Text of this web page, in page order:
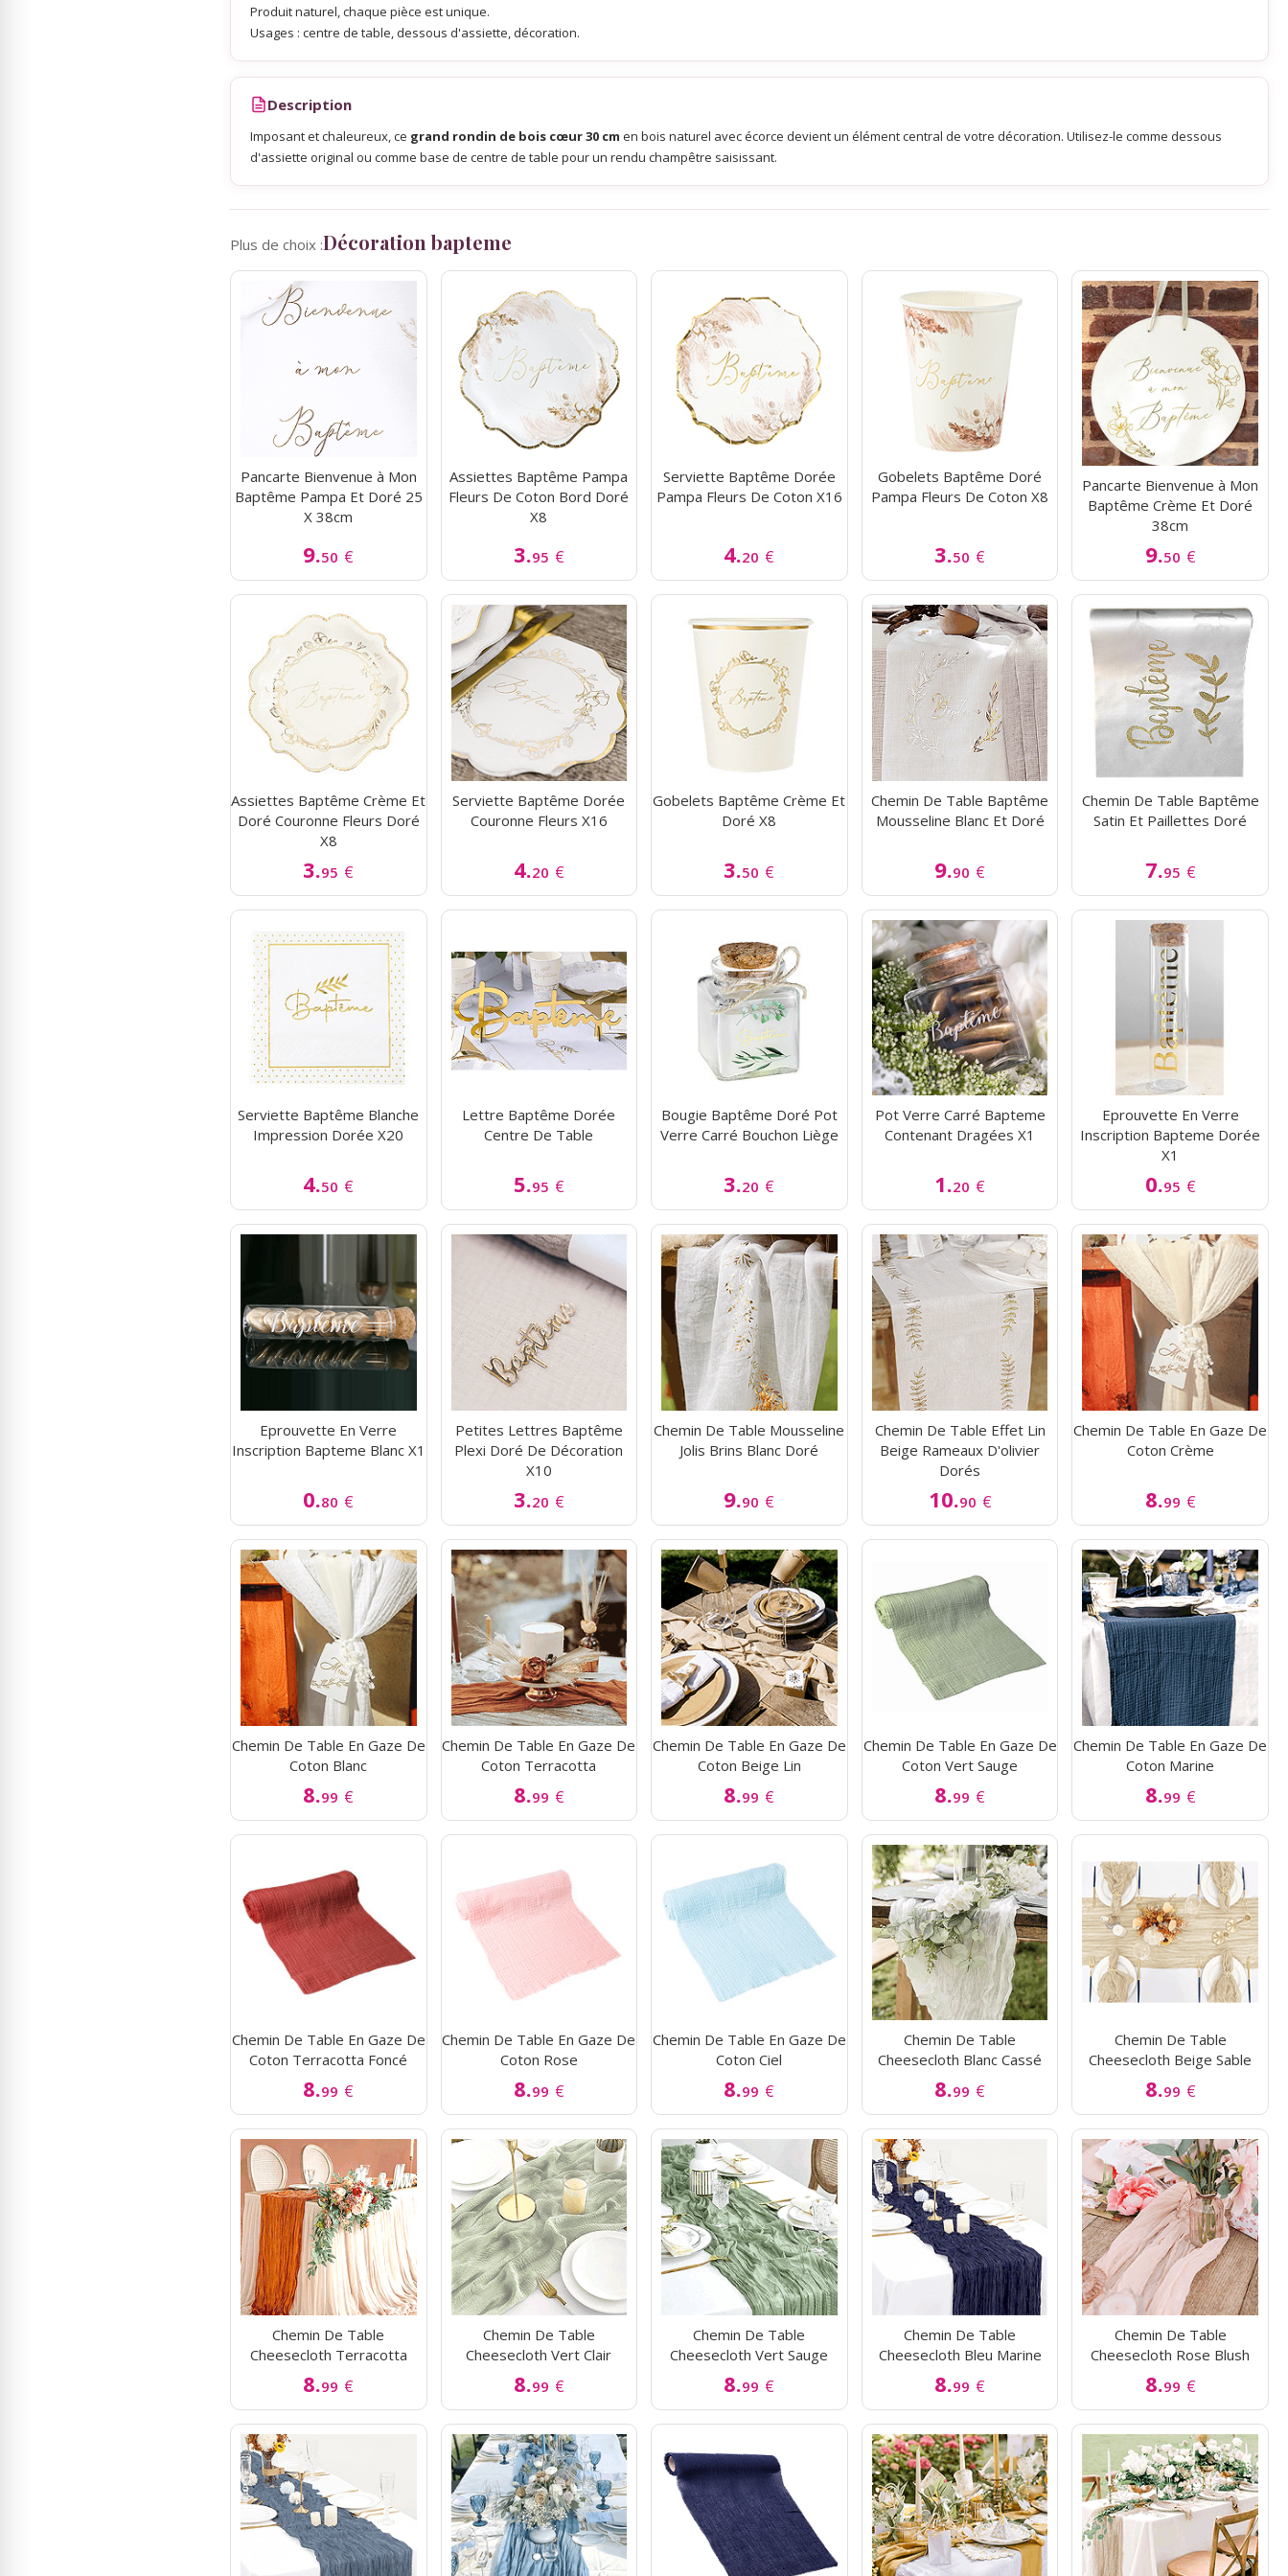
Produit naturel, chaque pièce est unique.
Usages : centre de table, dessous d'assiette, décoration.
Description
Imposant et chaleureux, ce grand rondin de bois cœur 30 cm en bois naturel avec écorce devient un élément central de votre décoration. Utilisez-le comme dessous
d'assiette original ou comme base de centre de table pour un rendu champêtre saisissant.
Plus de choix :Décoration bapteme
Pancarte Bienvenue à Mon
Baptême Pampa Et Doré 25
X 38cm
9.50 €
Assiettes Baptême Pampa
Fleurs De Coton Bord Doré
X8
3.95 €
Serviette Baptême Dorée
Pampa Fleurs De Coton X16
4.20 €
Gobelets Baptême Doré
Pampa Fleurs De Coton X8
3.50 €
Pancarte Bienvenue à Mon
Baptême Crème Et Doré
38cm
9.50 €
Assiettes Baptême Crème Et
Doré Couronne Fleurs Doré
X8
3.95 €
Serviette Baptême Dorée
Couronne Fleurs X16
4.20 €
Gobelets Baptême Crème Et
Doré X8
3.50 €
Chemin De Table Baptême
Mousseline Blanc Et Doré
9.90 €
Chemin De Table Baptême
Satin Et Paillettes Doré
7.95 €
Serviette Baptême Blanche
Impression Dorée X20
4.50 €
Lettre Baptême Dorée
Centre De Table
5.95 €
Bougie Baptême Doré Pot
Verre Carré Bouchon Liège
3.20 €
Pot Verre Carré Bapteme
Contenant Dragées X1
1.20 €
Eprouvette En Verre
Inscription Bapteme Dorée
X1
0.95 €
Eprouvette En Verre
Inscription Bapteme Blanc X1
0.80 €
Petites Lettres Baptême
Plexi Doré De Décoration
X10
3.20 €
Chemin De Table Mousseline
Jolis Brins Blanc Doré
9.90 €
Chemin De Table Effet Lin
Beige Rameaux D'olivier
Dorés
10.90 €
Chemin De Table En Gaze De
Coton Crème
8.99 €
Chemin De Table En Gaze De
Coton Blanc
8.99 €
Chemin De Table En Gaze De
Coton Terracotta
8.99 €
Chemin De Table En Gaze De
Coton Beige Lin
8.99 €
Chemin De Table En Gaze De
Coton Vert Sauge
8.99 €
Chemin De Table En Gaze De
Coton Marine
8.99 €
Chemin De Table En Gaze De
Coton Terracotta Foncé
8.99 €
Chemin De Table En Gaze De
Coton Rose
8.99 €
Chemin De Table En Gaze De
Coton Ciel
8.99 €
Chemin De Table
Cheesecloth Blanc Cassé
8.99 €
Chemin De Table
Cheesecloth Beige Sable
8.99 €
Chemin De Table
Cheesecloth Terracotta
8.99 €
Chemin De Table
Cheesecloth Vert Clair
8.99 €
Chemin De Table
Cheesecloth Vert Sauge
8.99 €
Chemin De Table
Cheesecloth Bleu Marine
8.99 €
Chemin De Table
Cheesecloth Rose Blush
8.99 €